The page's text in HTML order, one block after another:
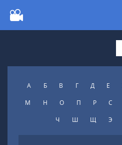
А Б В Г Д Е
М
Н О П Р С
Ч
Ш Щ Э